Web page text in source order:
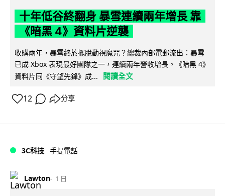
十年低谷終翻身 暴雪連續兩年增長 靠
《暗黑 4》資料片逆襲
收購兩年，暴雪終於擺脫動視魔咒？總裁內部電郵流出：暴雪
已成 Xbox 表現最好團隊之一，連續兩年營收增長。《暗黑 4》
資料片同《守望先鋒》成...
閱讀全文
12 分享
3C科技 手提電話
Lawton 1 日